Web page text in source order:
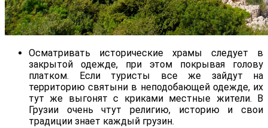
Осматривать исторические храмы следует в
закрытой одежде, при этом покрывая голову
платком. Если туристы все же зайдут на
территорию святыни в неподобающей одежде, их
тут же выгонят с криками местные жители. В
Грузии очень чтут религию, историю и свои
традиции знает каждый грузин.